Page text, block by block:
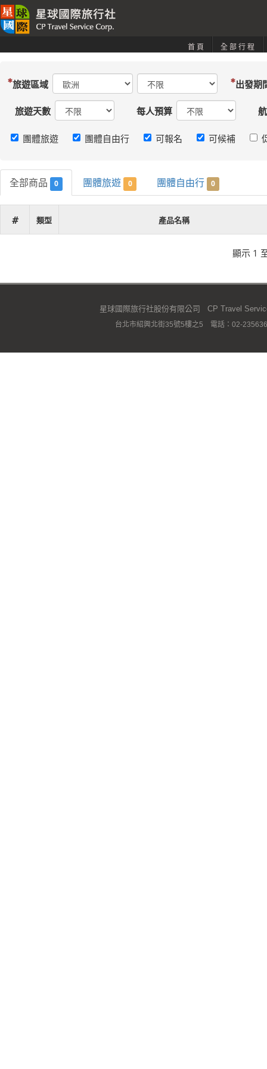
首頁 全部行程
旅遊區域 出發期
旅遊天數 每人預算
團體旅遊 團體自由行 可報名 可候補
全部商品 0 團體旅遊 0 團體自由行 0
# 類型 產品名稱
顯示 1
星球國際旅行社股份有限公司 CP Travel
台北市紹興北街35號5樓之5 電話：02-